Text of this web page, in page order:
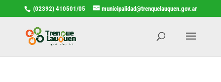
(02392) 410501/05 municipalidad@trenquelauquen.gov.ar